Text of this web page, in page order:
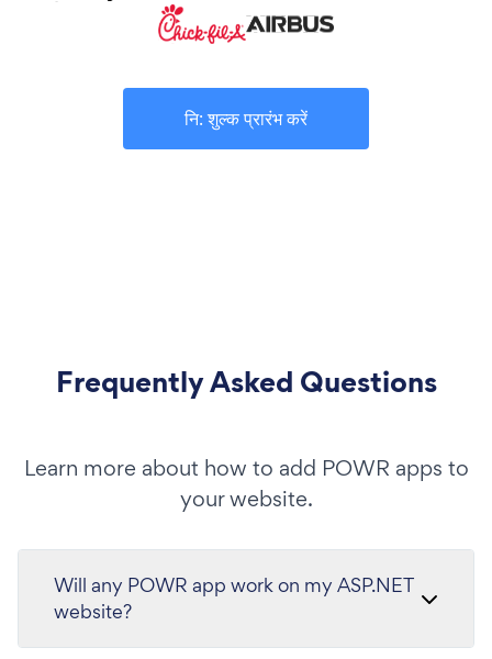
नि: शुल्क प्रारंभ करें
Frequently Asked Questions
Learn more about how to add POWR apps to
your website.
Will any POWR app work on my ASP.NET
website?